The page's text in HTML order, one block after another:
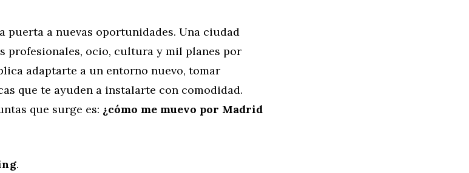
puerta a nuevas oportunidades. Una ciudad
profesionales, ocio, cultura y mil planes por
adaptarte a un entorno nuevo, tomar
que te ayuden a instalarte con comodidad.
que surge es: ¿cómo me muevo por Madrid
.